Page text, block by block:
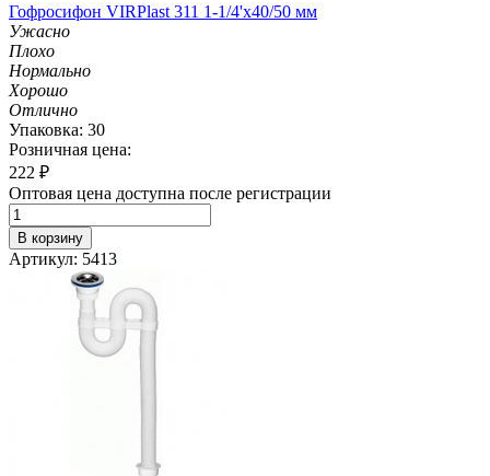
Гофросифон VIRPlast 311 1-1/4'х40/50 мм
Ужасно
Плохо
Нормально
Хорошо
Отлично
Упаковка: 30
Розничная цена:
222 ₽
Оптовая цена доступна после регистрации
В корзину
Артикул: 5413